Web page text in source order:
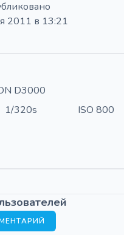
2011 в 13:21
D3000
1/320s
ISO 800